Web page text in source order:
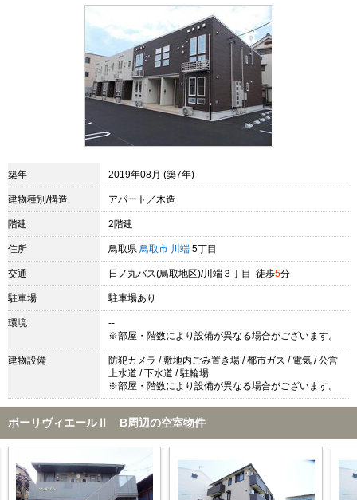
築年 2019年08月 (築7年)
建物種別/構造 アパート／木造
階建 2階建
住所 鳥取県 鳥取市 川端 5丁目
交通 日ノ丸バス(鳥取地区)/川端３丁目 徒歩5分
駐車場 駐車場あり
環境
--
※部屋・階数により設備が異なる場合がございます。
建物設備
防犯カメラ / 敷地内ごみ置き場 / 都市ガス / 電気 / 公営
上水道 / 下水道 / 駐輪場
※部屋・階数により設備が異なる場合がございます。
ボーリヴィエールⅡ B周辺の空室物件